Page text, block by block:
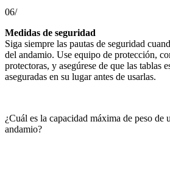
06/
Medidas de seguridad
Siga siempre las pautas de seguridad
del andamio. Use equipo de protección,
protectoras, y asegúrese de que las tablas
aseguradas en su lugar antes de usarlas.
¿Cuál es la capacidad máxima de peso de
andamio?